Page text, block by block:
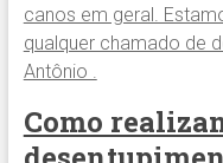
canos em geral.
qualquer chamado de
Antônio .
Como